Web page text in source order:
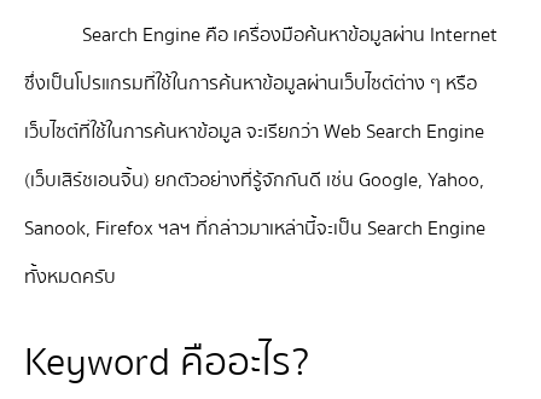
Search Engine คือ เครื่องมือค้นหาข้อมูลผ่าน Internet
ซึ่งเป็นโปรแกรมที่ใช้ในการค้นหาข้อมูลผ่านเว็บไซต์ต่าง ๆ หรือ
เว็บไซต์ที่ใช้ในการค้นหาข้อมูล จะเรียกว่า Web Search Engine
(เว็บเสิร์ชเอนจิ้น) ยกตัวอย่างที่รู้จักกันดี เช่น Google, Yahoo,
Sanook, Firefox ฯลฯ ที่กล่าวมาเหล่านี้จะเป็น Search Engine
ทั้งหมดครับ
Keyword คืออะไร?